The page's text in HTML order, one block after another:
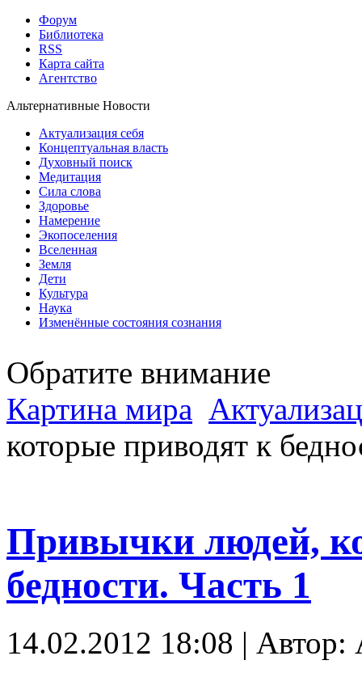
Форум
Библиотека
RSS
Карта сайта
Агентство
Альтернативные Новости
Актуализация себя
Концептуальная власть
Духовный поиск
Медитация
Сила слова
Здоровье
Намерение
Экопоселения
Вселенная
Земля
Дети
Культура
Наука
Изменённые состояния сознания
Обратите внимание
Картина мира
которые приводят к
Привычки людей,
бедности. Часть 1
14.02.2012 18:08 | Автор: